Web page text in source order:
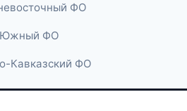
ФО
Южный ФО
Кавказский ФО